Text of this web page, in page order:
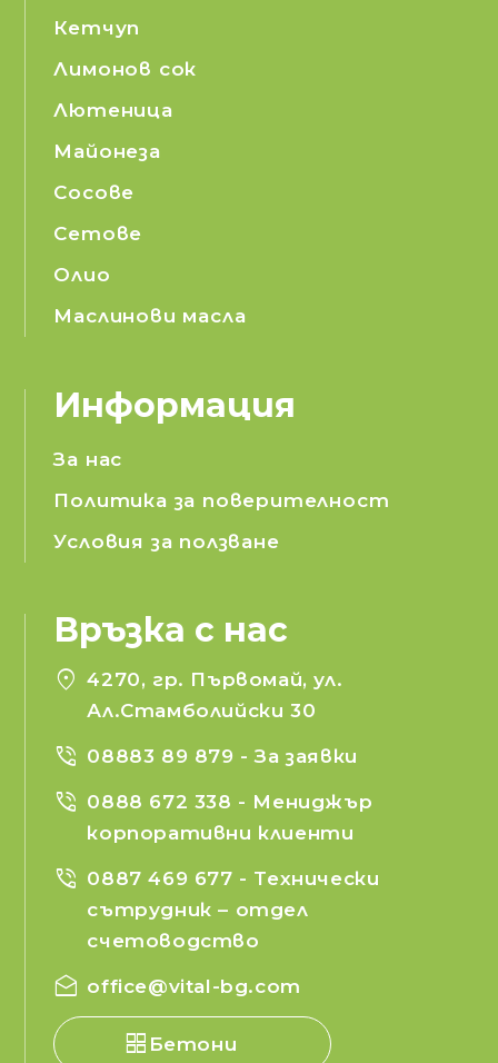
Кетчуп
Лимонов сок
Лютеница
Майонеза
Сосове
Сетове
Олио
Маслинови масла
Информация
За нас
Политика за поверителност
Условия за ползване
Връзка с нас
location_on 4270, гр. Първомай, ул.
Ал.Стамболийски 30
phone_in_talk 08883 89 879 - За заявки
phone_in_talk 0888 672 338 - Мениджър
корпоративни клиенти
phone_in_talk 0887 469 677 - Технически
сътрудник – отдел
счетоводство
drafts office@vital-bg.com
Бетони